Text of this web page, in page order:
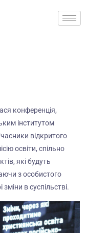
конференція,
інститутом
відкритого
освіти, спільно
які будуть
з особистого
в суспільстві.